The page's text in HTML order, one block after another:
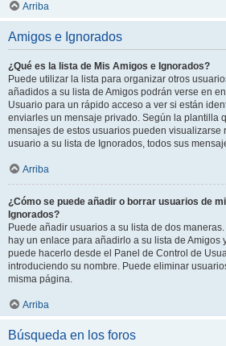
Arriba
Amigos e Ignorados
¿Qué es la lista de Mis Amigos e Ignorados?
Puede utilizar la lista para organizar otros
añadidos a su lista de Amigos podrán verse en
Usuario para un rápido acceso a ver si están
enviarles un mensaje privado. Según la plantilla
mensajes de estos usuarios pueden visualizarse
usuario a su lista de Ignorados, todos sus
Arriba
¿Cómo se puede añadir o borrar usuarios de
Ignorados?
Puede añadir usuarios a su lista de dos
hay un enlace para añadirlo a su lista de Amigos
puede hacerlo desde el Panel de Control de
introduciendo su nombre. Puede eliminar
misma página.
Arriba
Búsqueda en los foros